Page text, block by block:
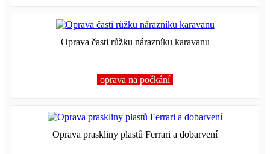
Oprava časti růžku nárazníku karavanu
oprava na počkání
Oprava praskliny plastů Ferrari a dobarvení